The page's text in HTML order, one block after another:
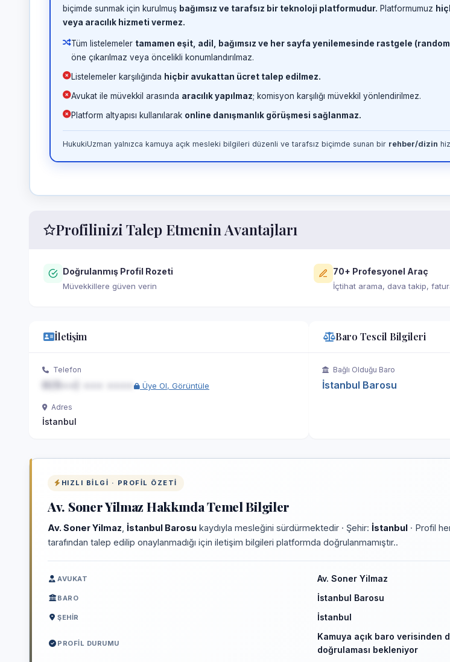
biçimde sunmak için kurulmuş bağımsız ve tarafsız bir teknoloji platformudur. Platformumuz
veya aracılık hizmeti vermez.
Tüm listelemeler tamamen eşit, adil, bağımsız ve her sayfa yenilemesinde rastgele
öne çıkarılmaz veya öncelikli konumlandırılmaz.
Listelemeler karşılığında hiçbir avukattan ücret talep edilmez.
Avukat ile müvekkil arasında aracılık yapılmaz; komisyon karşılığı müvekkil yönlendirilmez.
Platform altyapısı kullanılarak online danışmanlık görüşmesi sağlanmaz.
HukukiUzman yalnızca kamuya açık mesleki bilgileri düzenli ve tarafsız biçimde sunan bir rehber/dizin
Profilinizi Talep Etmenin Avantajları
Doğrulanmış Profil Rozeti
Müvekkillere güven verin
70+ Profesyonel Araç
İçtihat arama, dava takip,
İletişim
Telefon
Üye Ol, Görüntüle
Adres
İstanbul
Baro Tescil Bilgileri
Bağlı Olduğu Baro
İstanbul Barosu
HIZLI BILGI · PROFIL ÖZETI
Av. Soner Yilmaz Hakkında Temel Bilgiler
Av. Soner Yilmaz İstanbul Barosu kaydıyla mesleğini sürdürmektedir · Şehir: İstanbul · Profil
tarafından talep edilip onaylanmadığı için iletişim bilgileri platformda doğrulanmamıştır..
AVUKAT Av. Soner Yilmaz
BARO İstanbul Barosu
ŞEHIR İstanbul
PROFIL DURUMU
Kamuya açık baro verisinden
doğrulaması bekleniyor